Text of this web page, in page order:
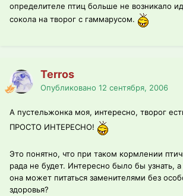
определителе птиц больше не возникало
сокола на творог с гаммарусом.
Terros
Опубликовано 12 сентября, 2006
А пустельжонка моя, интересно, творог
ПРОСТО ИНТЕРЕСНО!
Это понятно, что при таком кормлении
рада не будет. Интересно было бы узнать,
она может питаться заменителями без
здоровья?